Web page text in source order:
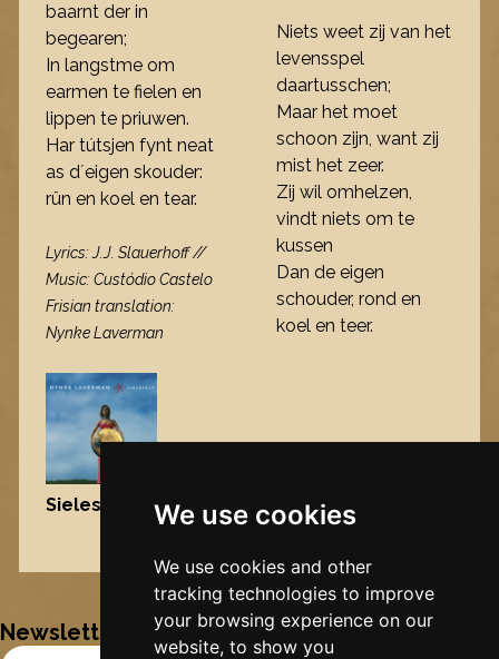
We use cookies
We use cookies and other
tracking technologies to improve
your browsing experience on our
website, to show you
baarnt der in
begearen;
In langstme om
earmen te fielen en
lippen te priuwen.
Har tútsjen fynt neat
as d´eigen skouder:
rûn en koel en tear.
Lyrics: J.J. Slauerhoff //
Music: Custódio Castelo
Frisian translation:
Nynke Laverman
Sielesâlt , 2004
Niets weet zij van het
levensspel
daartusschen;
Maar het moet
schoon zijn, want zij
mist het zeer.
Zij wil omhelzen,
vindt niets om te
kussen
Dan de eigen
schouder, rond en
koel en teer.
Nynke's slowcials
Newsletter